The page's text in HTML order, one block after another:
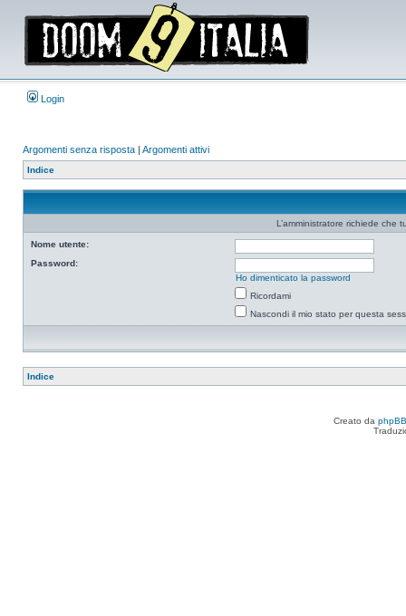
Login
Argomenti senza risposta | Argomenti attivi
Indice
L’amministratore richiede che
Nome utente:
Password:
Ho dimenticato la password
Ricordami
Nascondi il mio stato per questa
Indice
Creato da phpBB